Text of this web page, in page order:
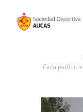
¡Cada partido